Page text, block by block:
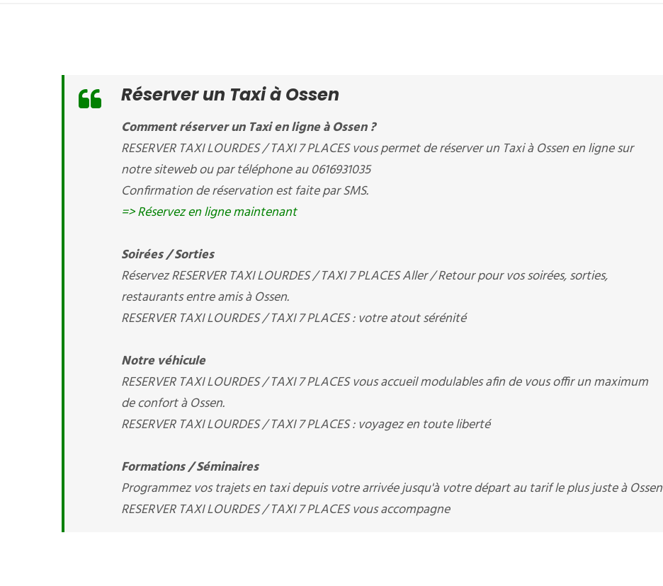
Réserver un Taxi à Ossen
Comment réserver un Taxi en ligne à Ossen ?
RESERVER TAXI LOURDES / TAXI 7 PLACES vous permet de réserver un Taxi à Ossen en ligne sur
notre siteweb ou par téléphone au 0616931035
Confirmation de réservation est faite par SMS.
=> Réservez en ligne maintenant
Soirées / Sorties
Réservez RESERVER TAXI LOURDES / TAXI 7 PLACES Aller / Retour pour vos soirées, sorties,
restaurants entre amis à Ossen.
RESERVER TAXI LOURDES / TAXI 7 PLACES : votre atout sérénité
Notre véhicule
RESERVER TAXI LOURDES / TAXI 7 PLACES vous accueil modulables afin de vous offir un maximum
de confort à Ossen.
RESERVER TAXI LOURDES / TAXI 7 PLACES : voyagez en toute liberté
Formations / Séminaires
Programmez vos trajets en taxi depuis votre arrivée jusqu'à votre départ au tarif le plus juste à Ossen
RESERVER TAXI LOURDES / TAXI 7 PLACES vous accompagne